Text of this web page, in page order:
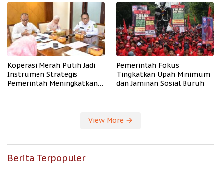
Koperasi Merah Putih Jadi
Instrumen Strategis
Pemerintah Meningkatkan
Pemerintah Fokus
Tingkatkan Upah Minimum
dan Jaminan Sosial Buruh
View More
Berita Terpopuler